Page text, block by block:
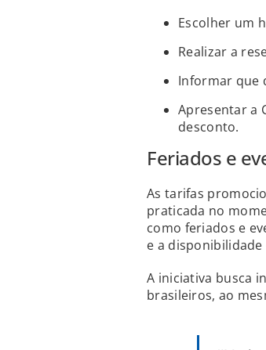
Escolher um
Realizar a
Informar que
Apresentar a
desconto.
Feriados e
As tarifas
praticada no
como feriados e
e a
A iniciativa busca
brasileiros, ao